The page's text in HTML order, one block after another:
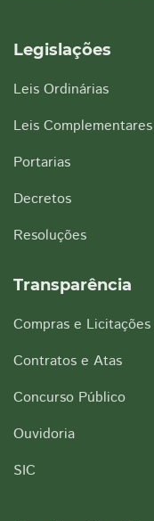
Legislações
Leis Ordinárias
Leis Complementares
Portarias
Decretos
Resoluções
Transparência
Compras e Licitações
Contratos e Atas
Concurso Público
Ouvidoria
SIC